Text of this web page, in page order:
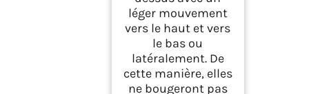
léger mouvement
vers le haut et vers
le bas ou
latéralement. De
cette manière, elles
ne bougeront pas